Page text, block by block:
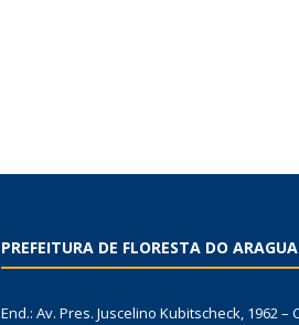
PREFEITURA DE FLORESTA DO
End.: Av. Pres. Juscelino Kubitscheck, 1962 –